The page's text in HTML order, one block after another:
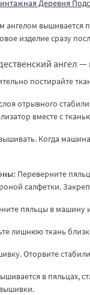
Деревня
ангелом вышивается
изделие сразу
ангел
постирайте
отрывного
вместе с
Когда
Переверните
салфетки.
пяльцы в машину
лишнюю ткань
Оторвите
в пяльцах,